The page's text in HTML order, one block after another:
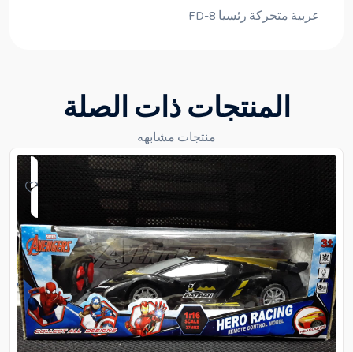
عربية متحركة رئسيا FD-8
المنتجات ذات الصلة
منتجات مشابهه